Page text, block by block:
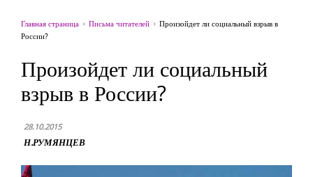
Главная страница Письма читателей
Произойдет ли социальный взрыв в
России?
Произойдет ли социальный
взрыв в России?
28.10.2015
Н.РУМЯНЦЕВ